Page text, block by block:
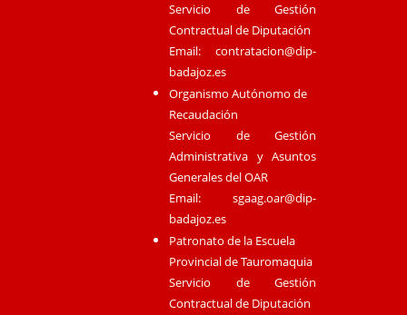
Servicio de Gestión
Contractual de Diputación
Email:contratacion@dip-
badajoz.es
Organismo Autónomo de
Recaudación
Servicio de Gestión
Administrativa y Asuntos
Generales del OAR
Email:sgaag.oar@dip-
badajoz.es
Patronato de la Escuela
Provincial de Tauromaquia
Servicio de Gestión
Contractual de Diputación